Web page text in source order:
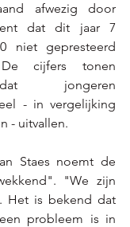
afwezig door
dat dit jaar 7
niet gepresteerd
cijfers tonen
jongeren
- in vergelijking
- uitvallen.
Staes noemt de
"We zijn
Het is bekend dat
probleem is in